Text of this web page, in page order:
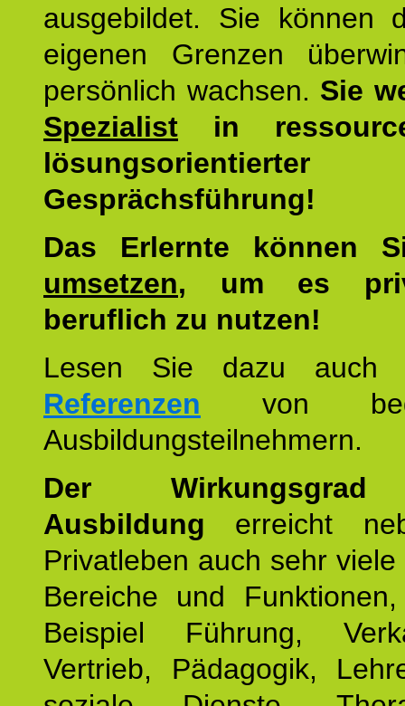
ausgebildet. Sie können
eigenen Grenzen
persönlich wachsen. Sie
Spezialist in
lösungsorientierter
Gesprächsführung!
Das Erlernte können
umsetzen, um es
beruflich zu nutzen!
Lesen Sie dazu
Referenzen von
Ausbildungsteilnehmern.
Der
Ausbildung erreicht
Privatleben auch sehr
Bereiche und
Beispiel Führung,
Vertrieb, Pädagogik,